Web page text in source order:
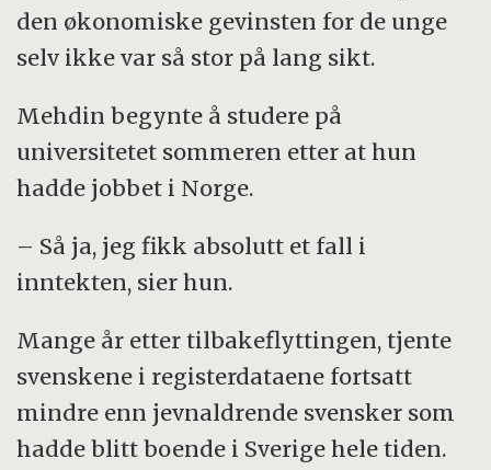
den økonomiske gevinsten for de unge
selv ikke var så stor på lang sikt.
Mehdin begynte å studere på
universitetet sommeren etter at hun
hadde jobbet i Norge.
– Så ja, jeg fikk absolutt et fall i
inntekten, sier hun.
Mange år etter tilbakeflyttingen, tjente
svenskene i registerdataene fortsatt
mindre enn jevnaldrende svensker som
hadde blitt boende i Sverige hele tiden.